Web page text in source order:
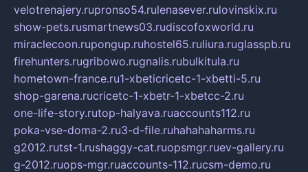
velotrenajery.rupronso54.rulenasever.rulovinskix.ru
show-pets.rusmartnews03.rudiscofoxworld.ru
miraclecoon.rupongup.ruhostel65.ruliura.ruglasspb.ru
firehunters.rugribowo.rugnalis.rubulkitula.ru
hometown-france.ru1-xbeticricetc-1-xbetti-5.ru
shop-garena.rucricetc-1-xbetr-1-xbetcc-2.ru
one-life-story.rutop-halyava.ruaccounts112.ru
poka-vse-doma-2.ru3-d-file.ruhahahaharms.ru
g2012.rutst-1.rushaggy-cat.ruopsmgr.ruev-gallery.ru
g-2012.ruops-mgr.ruaccounts-112.rucsm-demo.ru